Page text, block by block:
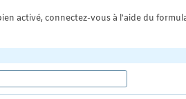
activé, connectez-vous à l'aide du